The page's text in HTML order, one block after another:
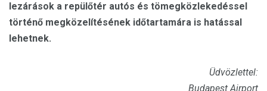
lezárások a repülőtér autós és tömegközlekedéssel
történő megközelítésének időtartamára is hatással
lehetnek.
Üdvözlettel:
Budapest Airport